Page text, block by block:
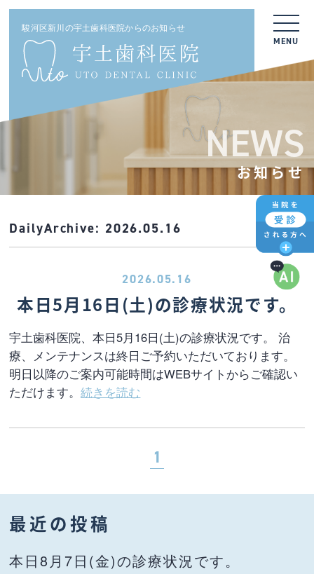
駿河区新川の宇土歯科医院からのお知らせ
MENU
NEWS
お知らせ
DailyArchive: 2026.05.16
2026.05.16
本日5月16日(土)の診療状況です。
宇土歯科医院、本日5月16日(土)の診療状況です。 治
療、メンテナンスは終日ご予約いただいております。
明日以降のご案内可能時間はWEBサイトからご確認い
ただけます。続きを読む
1
最近の投稿
本日8月7日(金)の診療状況です。